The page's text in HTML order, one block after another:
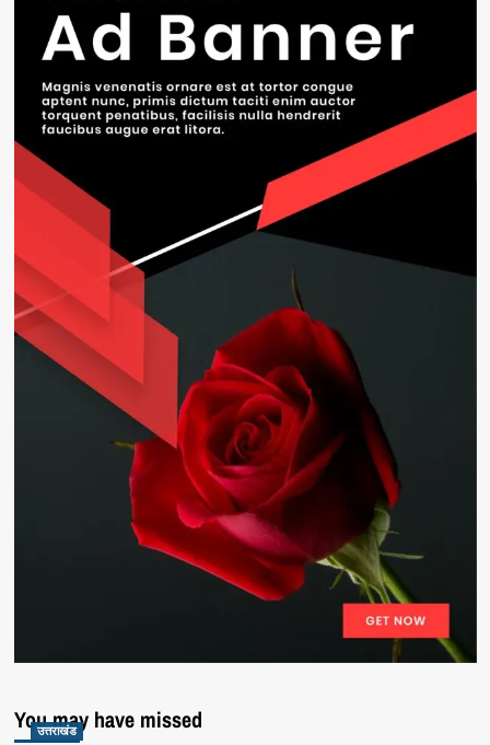
You may have missed
उत्तराखंड